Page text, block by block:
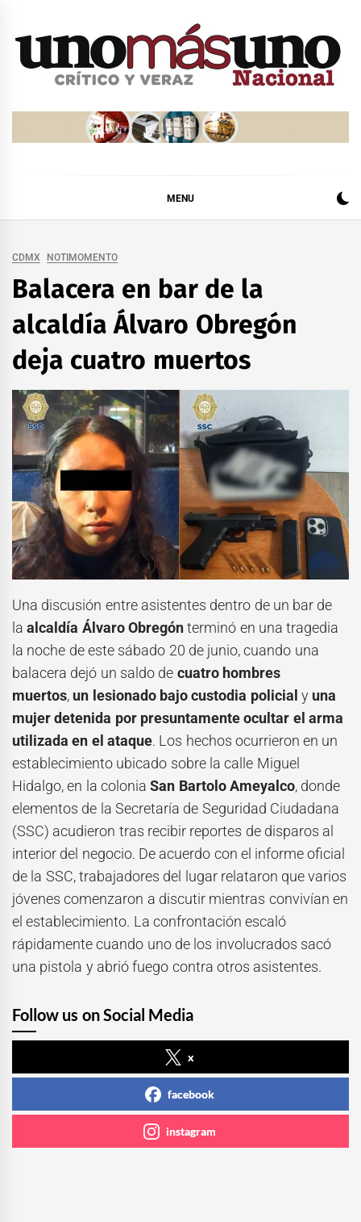
MENU
CDMX NOTIMOMENTO
Balacera en bar de la
alcaldía Álvaro Obregón
deja cuatro muertos
Una discusión entre asistentes dentro de un bar de
laalcaldía Álvaro Obregónterminó en una tragedia
la noche de este sábado 20 de junio, cuando una
balacera dejó un saldo de cuatro hombres
muertos, un lesionado bajo custodia policial y una
mujer detenida por presuntamente ocultar el arma
utilizada en el ataque. Los hechos ocurrieron en un
establecimiento ubicado sobre la calle Miguel
Hidalgo, en la coloniaSan Bartolo Ameyalco, donde
elementos de la Secretaría de Seguridad Ciudadana
(SSC) acudieron tras recibir reportes de disparos al
interior del negocio. De acuerdo con el informe oficial
de la SSC, trabajadores del lugar relataron que varios
jóvenes comenzaron a discutir mientras convivían en
el establecimiento. La confrontación escaló
rápidamente cuando uno de los involucrados sacó
una pistola y abrió fuego contra otros asistentes.
Follow us on Social Media
x
facebook
instagram